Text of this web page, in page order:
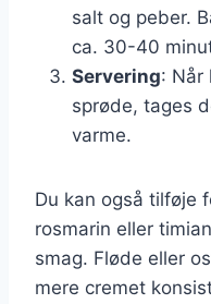
salt og peber.
ca. 30-40
Servering: Når
sprøde, tages
varme.
Du kan også tilføje
rosmarin eller
smag. Fløde eller
mere cremet